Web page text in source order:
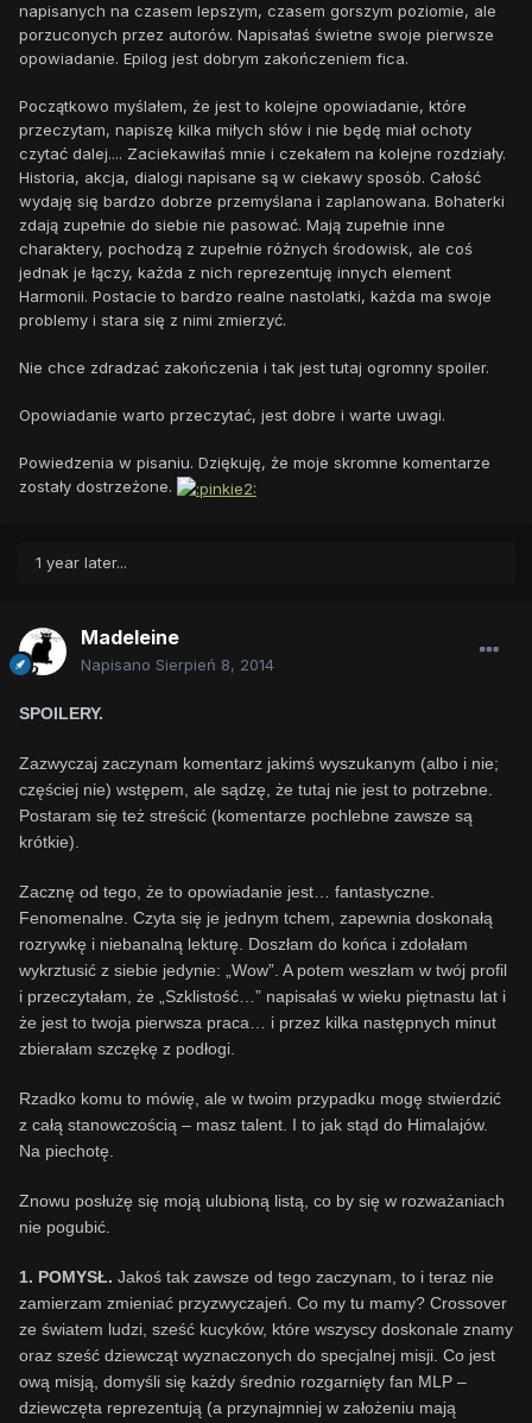
napisanych na czasem lepszym, czasem gorszym poziomie, ale
porzuconych przez autorów. Napisałaś świetne swoje pierwsze
opowiadanie. Epilog jest dobrym zakończeniem fica.
Początkowo myślałem, że jest to kolejne opowiadanie, które
przeczytam, napiszę kilka miłych słów i nie będę miał ochoty
czytać dalej.... Zaciekawiłaś mnie i czekałem na kolejne rozdziały.
Historia, akcja, dialogi napisane są w ciekawy sposób. Całość
wydaję się bardzo dobrze przemyślana i zaplanowana. Bohaterki
zdają zupełnie do siebie nie pasować. Mają zupełnie inne
charaktery, pochodzą z zupełnie różnych środowisk, ale coś
jednak je łączy, każda z nich reprezentuję innych element
Harmonii. Postacie to bardzo realne nastolatki, każda ma swoje
problemy i stara się z nimi zmierzyć.
Nie chce zdradzać zakończenia i tak jest tutaj ogromny spoiler.
Opowiadanie warto przeczytać, jest dobre i warte uwagi.
Powiedzenia w pisaniu. Dziękuję, że moje skromne komentarze
zostały dostrzeżone.
1 year later...
Madeleine
Napisano Sierpień 8, 2014
SPOILERY.
Zazwyczaj zaczynam komentarz jakimś wyszukanym (albo i nie;
częściej nie) wstępem, ale sądzę, że tutaj nie jest to potrzebne.
Postaram się też streścić (komentarze pochlebne zawsze są
krótkie).
Zacznę od tego, że to opowiadanie jest… fantastyczne.
Fenomenalne. Czyta się je jednym tchem, zapewnia doskonałą
rozrywkę i niebanalną lekturę. Doszłam do końca i zdołałam
wykrztusić z siebie jedynie: „Wow”. A potem weszłam w twój profil
i przeczytałam, że „Szklistość…” napisałaś w wieku piętnastu lat i
że jest to twoja pierwsza praca… i przez kilka następnych minut
zbierałam szczękę z podłogi.
Rzadko komu to mówię, ale w twoim przypadku mogę stwierdzić
z całą stanowczością – masz talent. I to jak stąd do Himalajów.
Na piechotę.
Znowu posłużę się moją ulubioną listą, co by się w rozważaniach
nie pogubić.
1. POMYSŁ. Jakoś tak zawsze od tego zaczynam, to i teraz nie
zamierzam zmieniać przyzwyczajeń. Co my tu mamy? Crossover
ze światem ludzi, sześć kucyków, które wszyscy doskonale znamy
oraz sześć dziewcząt wyznaczonych do specjalnej misji. Co jest
ową misją, domyśli się każdy średnio rozgarnięty fan MLP –
dziewczęta reprezentują (a przynajmniej w założeniu mają